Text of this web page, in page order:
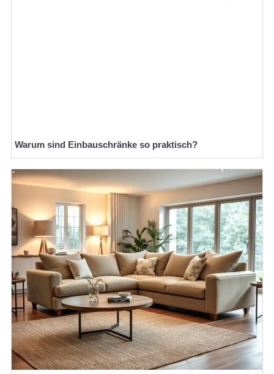
Warum sind Einbauschränke so praktisch?